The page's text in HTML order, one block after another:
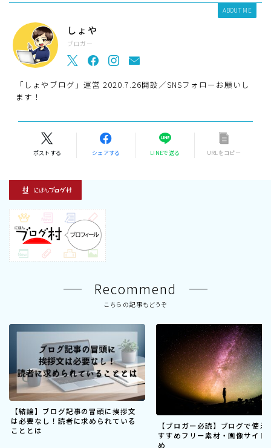
ABOUT ME
しょや
ブロガー
「しょやブログ」運営 2020.7.26開設／SNSフォローお願いし
ます！
ポストする シェアする LINEで送る URLをコピー
Recommend
こちらの記事もどうぞ
【結論】ブログ記事の冒頭に挨拶文
は必要なし！読者に求められている
こととは
【ブロガー必読】ブログで使え
すすめフリー素材・画像サイト
め